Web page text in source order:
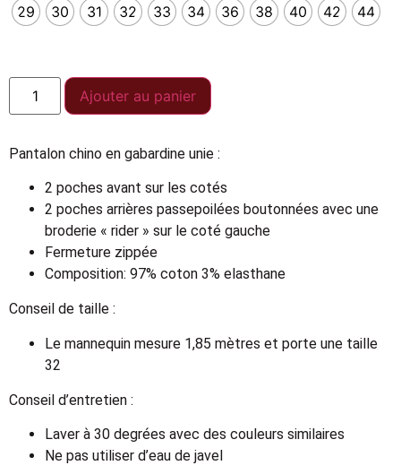
29 30 31 32 33 34 36 38 40 42 44
Ajouter au panier
Pantalon chino en gabardine unie :
2 poches avant sur les cotés
2 poches arrières passepoilées boutonnées avec une
broderie « rider » sur le coté gauche
Fermeture zippée
Composition: 97% coton 3% elasthane
Conseil de taille :
Le mannequin mesure 1,85 mètres et porte une taille
32
Conseil d’entretien :
Laver à 30 degrées avec des couleurs similaires
Ne pas utiliser d’eau de javel